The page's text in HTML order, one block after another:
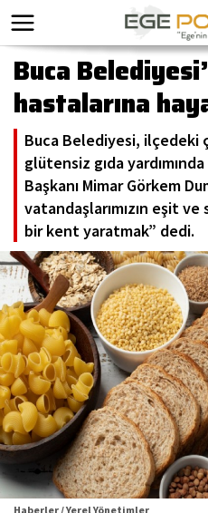
Buca
hastalarına
Buca Belediyesi, ilçedeki
glütensiz gıda
Başkanı Mimar Görkem
vatandaşlarımızın eşit ve
bir kent yaratmak” dedi.
Haberler / Yerel Yönetimler